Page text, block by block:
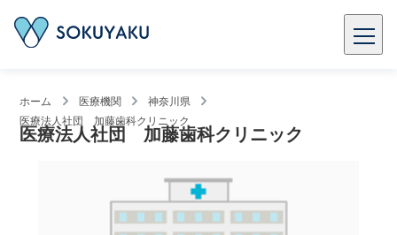
ホーム 医療機関
神奈川県
医療法人社団 加藤歯科クリニック
医療法人社団 加藤歯科クリニック